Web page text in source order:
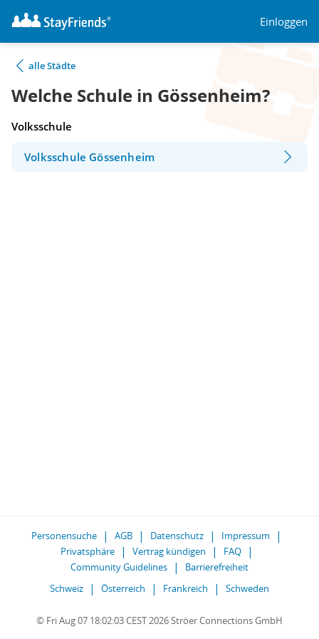
Einloggen
alle Städte
Welche Schule in Gössenheim?
Volksschule
Volksschule Gössenheim
Personensuche AGB Datenschutz
Impressum
Privatsphäre
Vertrag kündigen
FAQ
Community Guidelines
Barrierefreiheit
Schweiz
Österreich Frankreich Schweden
© Fri Aug 07 18:02:03 CEST 2026 Ströer Connections GmbH